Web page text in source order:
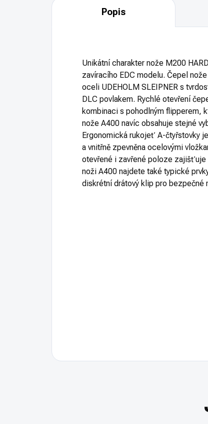
Popis
Unikátní charakter nože M200
zavíracího EDC modelu. Čepel
oceli UDEHOLM SLEIPNER s
DLC povlakem. Rychlé otevření
kombinaci s pohodlným flipperem,
nože A400 navíc obsahuje stejné
Ergonomická rukojeť A-čtyřstovky
a vnitřně zpevněna ocelovými
otevřené i zavřené poloze
noži A400 najdete také typické
diskrétní drátový klip pro bezpečné